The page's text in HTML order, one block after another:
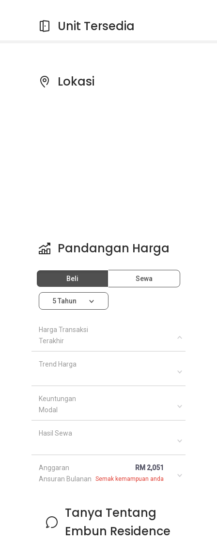
Unit Tersedia
Lokasi
Pandangan Harga
Beli Sewa
5 Tahun
Harga Transaksi
Terakhir
Trend Harga
Keuntungan
Modal
Hasil Sewa
Anggaran
Ansuran Bulanan
RM 2,051
Semak kemampuan anda
Tanya Tentang
Embun Residence